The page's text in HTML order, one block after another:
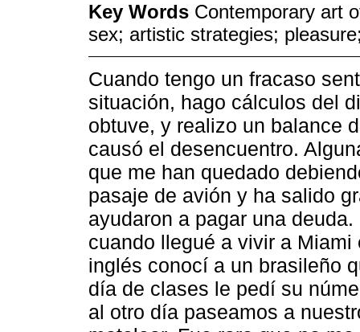
Key Words Contemporary art
sex; artistic strategies;
Cuando tengo un fracaso
situación, hago cálculos del
obtuve, y realizo un balance
causó el desencuentro.
que me han quedado
pasaje de avión y ha salido
ayudaron a pagar una
cuando llegué a vivir a
inglés conocí a un brasileño
día de clases le pedí su
al otro día paseamos a